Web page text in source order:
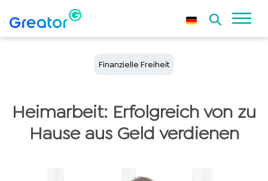
Finanzielle Freiheit
Heimarbeit: Erfolgreich von zu
Hause aus Geld verdienen